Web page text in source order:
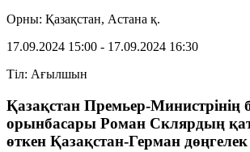
Орны: Қазақстан, Астана қ.
17.09.2024 15:00 - 17.09.2024 16:30
Тіл: Ағылшын
Қазақстан Премьер-Министрінің
орынбасары Роман Склярдың
өткен Қазақстан-Герман дөңгелек